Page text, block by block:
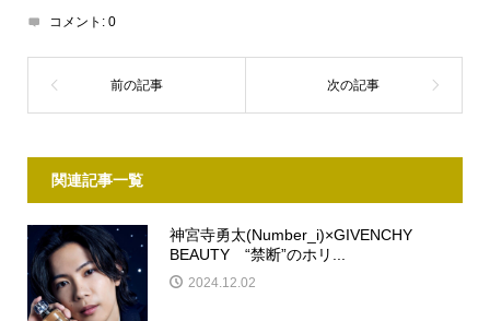
コメント: 0
関連記事一覧
神宮寺勇太(Number_i)×GIVENCHY
BEAUTY “禁断”のホリ...
2024.12.02